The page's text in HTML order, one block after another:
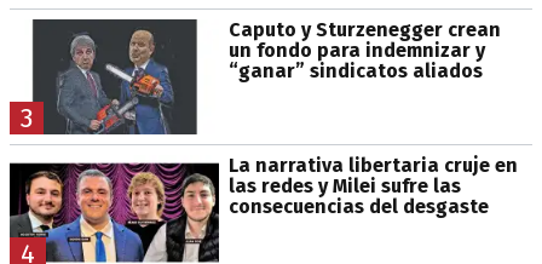
3
Caputo y Sturzenegger crean
un fondo para indemnizar y
“ganar” sindicatos aliados
4
La narrativa libertaria cruje en
las redes y Milei sufre las
consecuencias del desgaste